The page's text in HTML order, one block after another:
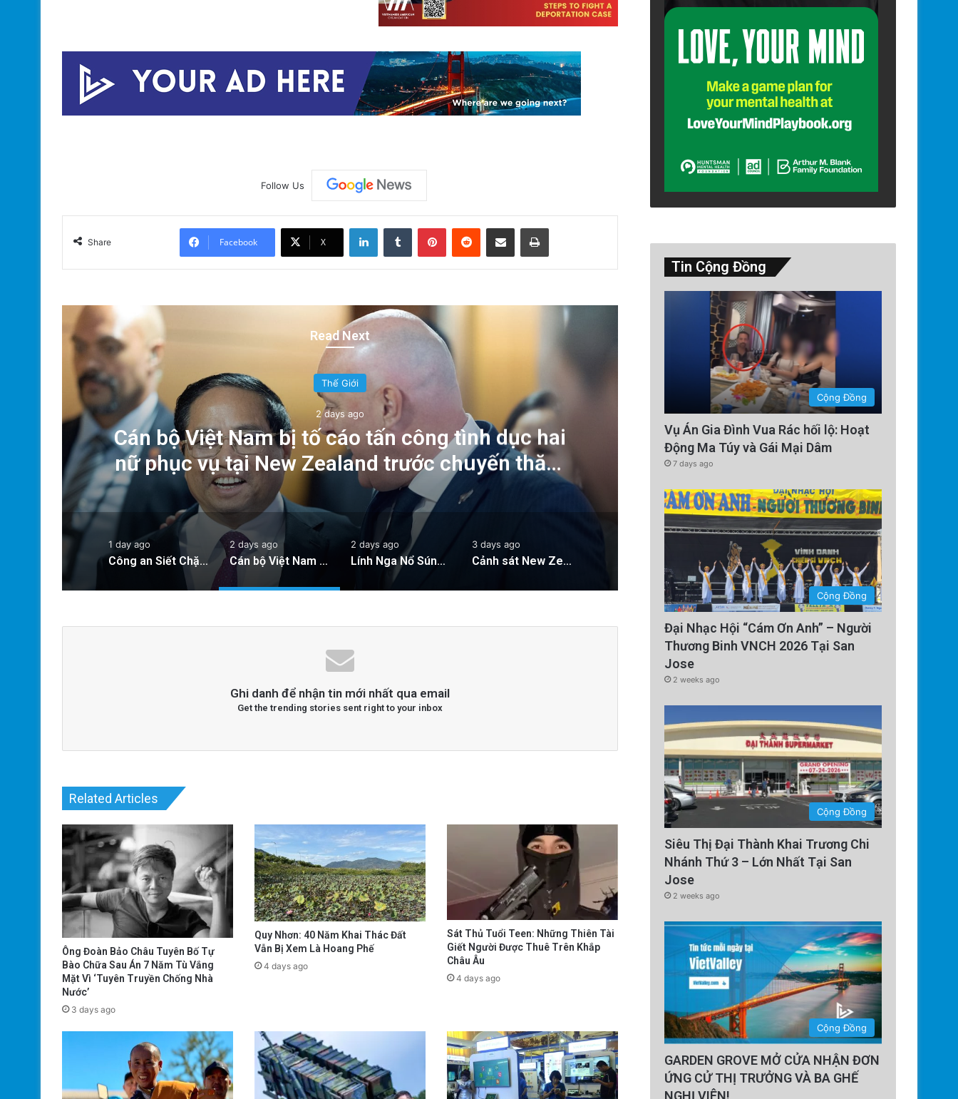
Follow Us
Share Facebook X
LinkedInTumblr PinterestReddit Share via Email Print
Read Next
Thế Giới
2 days ago
Cán bộ Việt Nam bị tố cáo tấn công tình dục hai
nữ phục vụ tại New Zealand trước chuyến thăm
của Thủ tướng Chính
2 days ago
Lính Nga Nổ Súng Giết Đồng
1 day ago
Công an Siết Chặt Quản Lý Người Dùng Mạng Xã Hội: Nhận Diện ‘Phản Động’ Theo Quan Điểm Đảng Cộng Sản Việt Nam
2 days ago
Cán bộ Việt Nam bị tố cáo tấn công tình dục hai nữ phục vụ tại New Zealand trước chuyến thăm của Thủ tướng Chính
2 days ago
Lính Nga Nổ Súng Giết Đồng Đội và Tấn Công Dân Thường Tại Crimea
3 days ago
Cảnh sát New Zealand bày tỏ lo ngại về hành động của hai quan chức Việt Nam
Ghi danh để nhận tin mới nhất qua email
Get the trending stories sent right to your inbox
Related Articles
Ông Đoàn Bảo Châu Tuyên Bố Tự
Bào Chữa Sau Án 7 Năm Tù Vắng
Mặt Vì ‘Tuyên Truyền Chống Nhà
Nước’
3 days ago
Quy Nhơn: 40 Năm Khai Thác Đất
Vẫn Bị Xem Là Hoang Phế
4 days ago
Sát Thủ Tuổi Teen: Những Thiên Tài
Giết Người Được Thuê Trên Khắp
Châu Âu
4 days ago
Tin Cộng Đồng
Cộng Đồng
Vụ Án Gia Đình Vua Rác hối lộ: Hoạt
Động Ma Túy và Gái Mại Dâm
7 days ago
Cộng Đồng
Đại Nhạc Hội “Cám Ơn Anh” – Người
Thương Binh VNCH 2026 Tại San
Jose
2 weeks ago
Cộng Đồng
Siêu Thị Đại Thành Khai Trương Chi
Nhánh Thứ 3 – Lớn Nhất Tại San
Jose
2 weeks ago
Cộng Đồng
GARDEN GROVE MỞ CỬA NHẬN ĐƠN
ỨNG CỬ THỊ TRƯỞNG VÀ BA GHẾ